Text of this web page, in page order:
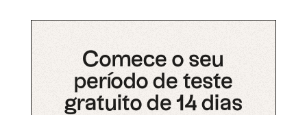
Comece o seu
período de teste
gratuito de 14 dias